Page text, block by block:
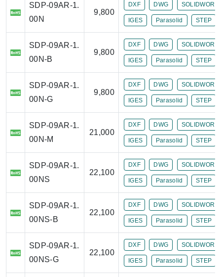
SDP-09AR-1.
00N
9,800
DXF DWG
IGES Parasolid STEP
SDP-09AR-1.
00N-B
9,800
DXF DWG
IGES Parasolid STEP
SDP-09AR-1.
00N-G
9,800
DXF DWG
IGES Parasolid STEP
SDP-09AR-1.
00N-M
21,000
DXF DWG
IGES Parasolid STEP
SDP-09AR-1.
00NS
22,100
DXF DWG
IGES Parasolid STEP
SDP-09AR-1.
00NS-B
22,100
DXF DWG
IGES Parasolid STEP
SDP-09AR-1.
00NS-G
22,100
DXF DWG
IGES Parasolid STEP